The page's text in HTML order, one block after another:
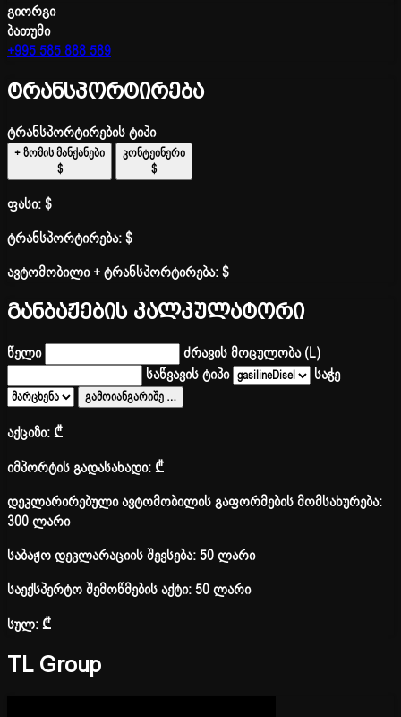
გიორგი
ბათუმი
+995 585 888 589
ტრანსპორტირება
ტრანსპორტირების ტიპი
+ ზომის მანქანები
$
კონტეინერი
$
ფასი:$
ტრანსპორტირება:$
ავტომობილი + ტრანსპორტირება:$
განბაჟების კალკულატორი
წელი
ძრავის მოცულობა (L)
საწვავის ტიპი
საჭე
გამოიანგარიშე …
აქციზი:₾
იმპორტის გადასახადი:₾
დეკლარირებული ავტომობილის გაფორმების მომსახურება:
300 ლარი
საბაჟო დეკლარაციის შევსება: 50 ლარი
საექსპერტო შემოწმების აქტი: 50 ლარი
სულ:₾
TL Group